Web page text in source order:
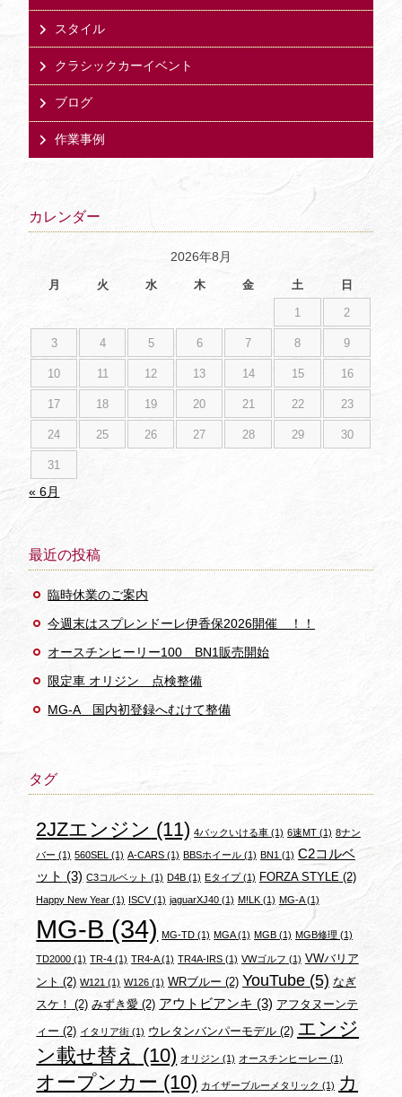
スタイル
クラシックカーイベント
ブログ
作業事例
カレンダー
2026年8月
月 火 水 木 金 土 日
1 2
3 4 5 6 7 8 9
10 11 12 13 14 15 16
17 18 19 20 21 22 23
24 25 26 27 28 29 30
31
« 6月
最近の投稿
臨時休業のご案内
今週末はスプレンドーレ伊香保2026開催 ！！
オースチンヒーリー100 BN1販売開始
限定車 オリジン 点検整備
MG-A 国内初登録へむけて整備
タグ
2JZエンジン (11) 4バックいける車 (1) 6速MT (1) 8ナン
バー (1) 560SEL (1) A-CARS (1) BBSホイール(1) BN1 (1) C2コルベ
ット (3) C3コルベット (1) D4B (1) Eタイプ(1) FORZA STYLE (2)
Happy New Year (1) ISCV(1) jaguarXJ40(1) M!LK(1) MG-A(1)
MG-B (34) MG-TD (1) MGA(1) MGB (1) MGB修理 (1)
TD2000 (1) TR-4 (1) TR4-A(1) TR4A-IRS(1) VWゴルフ (1) VWバリア
ント (2) W121 (1) W126 (1) WRブルー (2) YouTube(5) なぎ
スケ！ (2) みずき愛 (2) アウトビアンキ (3) アフタヌーンテ
ィー (2) イタリア街 (1) ウレタンバンパーモデル (2) エンジ
ン載せ替え (10) オリジン (1) オースチンヒーレー (1)
オープンカー (10) カイザーブルーメタリック (1) カ